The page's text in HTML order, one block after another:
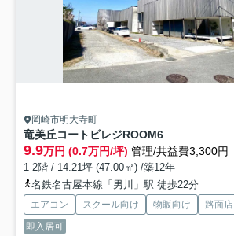
岡崎市明大寺町
竜美丘コートビレジROOM6
9.9万円 (0.7万円/坪) 管理/共益費3,300円
1-2階 / 14.21坪 (47.00㎡) /築12年
名鉄名古屋本線「男川」駅 徒歩22分
エアコン スクール向け 物販向け 路面店
即入居可